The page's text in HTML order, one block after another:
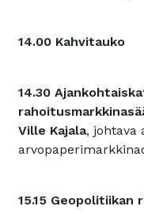
14.00 Kahvitauko
14.30
Ville Kajala, johtava
15.15 Geopolitiikan